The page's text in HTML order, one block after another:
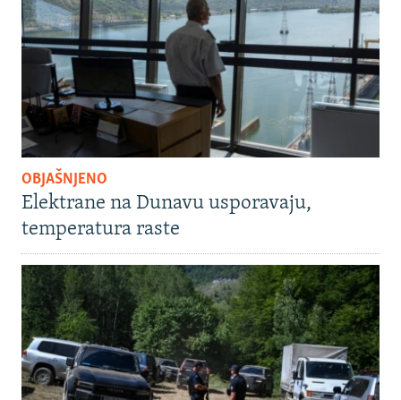
OBJAŠNJENO
Elektrane na Dunavu usporavaju,
temperatura raste